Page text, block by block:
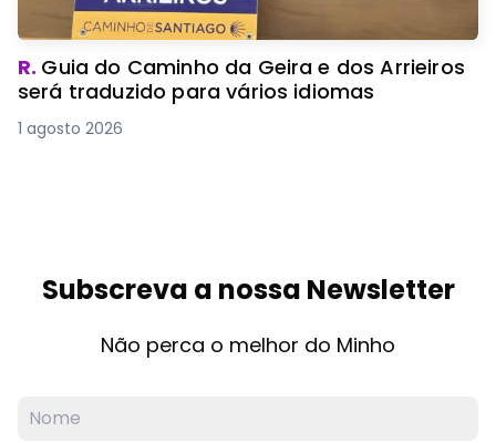
R. Guia do Caminho da Geira e dos Arrieiros
será traduzido para vários idiomas
1 agosto 2026
Subscreva a nossa Newsletter
Não perca o melhor do Minho